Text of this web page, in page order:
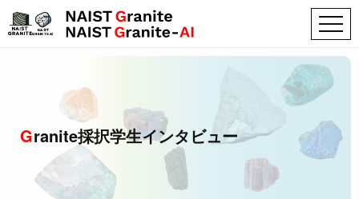
Granite採択学生インタビュー